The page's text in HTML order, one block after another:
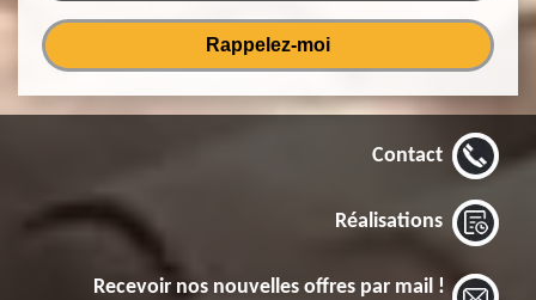
Contact
Réalisations
Recevoir nos nouvelles offres par mail !